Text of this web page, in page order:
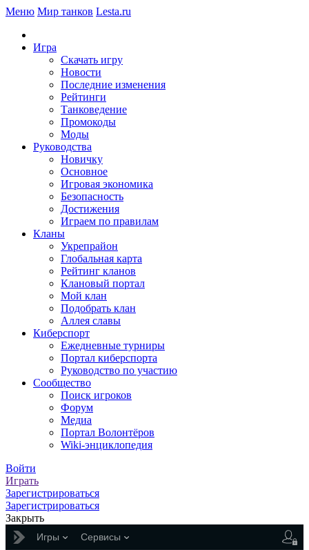
Меню Мир танков Lesta.ru
Игра
Скачать игру
Новости
Последние изменения
Рейтинги
Танковедение
Промокоды
Моды
Руководства
Новичку
Основное
Игровая экономика
Безопасность
Достижения
Играем по правилам
Кланы
Укрепрайон
Глобальная карта
Рейтинг кланов
Клановый портал
Мой клан
Подобрать клан
Аллея славы
Киберспорт
Ежедневные турниры
Портал киберспорта
Руководство по участию
Сообщество
Поиск игроков
Форум
Медиа
Портал Волонтёров
Wiki-энциклопедия
Войти
Играть
Зарегистрироваться
Зарегистрироваться
Закрыть
Игры Сервисы